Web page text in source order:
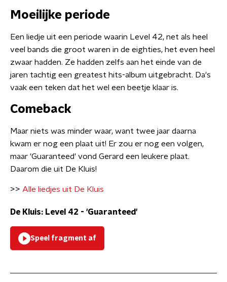
Moeilijke periode
Een liedje uit een periode waarin Level 42, net als heel
veel bands die groot waren in de eighties, het even heel
zwaar hadden. Ze hadden zelfs aan het einde van de
jaren tachtig een greatest hits-album uitgebracht. Da's
vaak een teken dat het wel een beetje klaar is.
Comeback
Maar niets was minder waar, want twee jaar daarna
kwam er nog een plaat uit! Er zou er nog een volgen,
maar 'Guaranteed' vond Gerard een leukere plaat.
Daarom die uit De Kluis!
>> Alle liedjes uit De Kluis
De Kluis: Level 42 - 'Guaranteed'
Speel fragment af